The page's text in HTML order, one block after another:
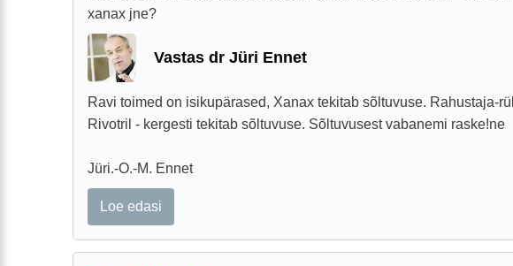
xanax jne?
Vastas dr Jüri Ennet
Ravi toimed on isikupärased, Xanax tekitab sõltuvuse. Rahustaja-
Rivotril - kergesti tekitab sõltuvuse. Sõltuvusest vabanemi raske!ne
Jüri.-O.-M. Ennet
Loe edasi